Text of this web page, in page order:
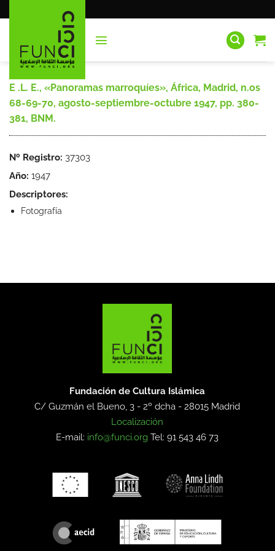
al
E .L. E., «Panoramas marroquíes», África, Madrid, n.os
68-69-70, agosto-septiembre-octubre 1947, pp. 380-
381, BNM.
Nº Registro: 37303
Año: 1947
Descriptores:
Fotografía
Fundación de Cultura Islámica
C/ Guzmán el Bueno, 3 - 2º dcha -28015 Madrid
Localización
E-mail: info@funci.org Tel: 91 543 46 73